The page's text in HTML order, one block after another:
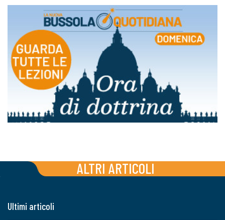
ALTRI ARTICOLI
Ultimi articoli